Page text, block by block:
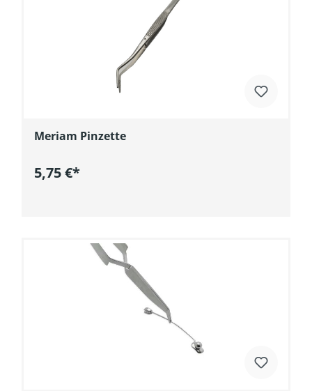
Meriam Pinzette
5,75 €*